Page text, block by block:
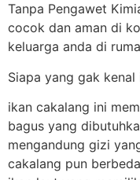
Tanpa Pengawet
cocok dan aman di
keluarga anda di
Siapa yang gak kenal
ikan cakalang ini
bagus yang
mengandung gizi
cakalang pun